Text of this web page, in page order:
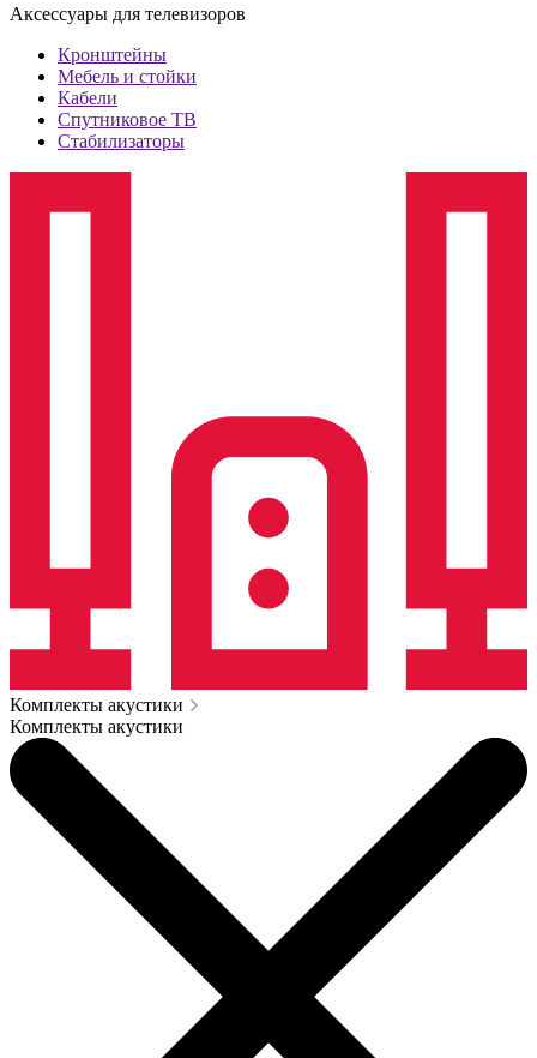
Аксессуары для телевизоров
Кронштейны
Мебель и стойки
Кабели
Спутниковое ТВ
Стабилизаторы
Комплекты акустики
Комплекты акустики